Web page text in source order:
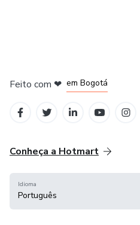
Feito com ❤ em Bogotá
Conheça a Hotmart
Idioma
Português